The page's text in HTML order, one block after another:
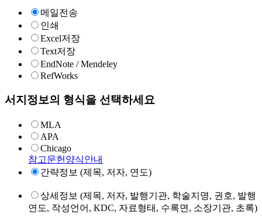
메일전송
인쇄
Excel저장
Text저장
EndNote / Mendeley
RefWorks
서지정보의 형식을 선택하세요
MLA
APA
Chicago
참고문헌양식안내
간략정보 (제목, 저자, 연도)
상세정보 (제목, 저자, 발행기관, 학술지명, 권호, 발행
연도, 작성언어, KDC, 자료형태, 수록면, 소장기관, 초록)